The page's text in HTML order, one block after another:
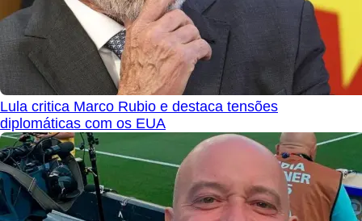
Lula critica Marco Rubio e destaca tensões
diplomáticas com os EUA